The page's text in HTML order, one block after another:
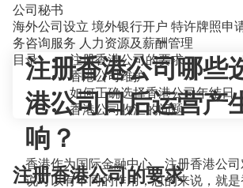
公司秘书
海外公司设立 境外银行开户 特许牌照申
务咨询服务 人力资源及薪酬管理
注册香港公司哪些
港公司日后运营产
响？
香港作为国际金融中心，注册香港公
说可以有不同的作用，总的来说，就
目录
注册香港公司的要求
香港公司维护
如何正确选择香港公司年结日
香港公司收汇的问题
注册香港公司的要求